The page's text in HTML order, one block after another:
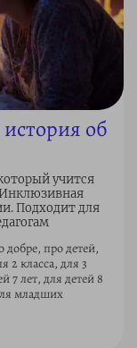
об
учится
Подходит для
добре, про детей,
2 класса, для 3
7 лет, для детей 8
младших